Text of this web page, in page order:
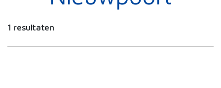
1 resultaten